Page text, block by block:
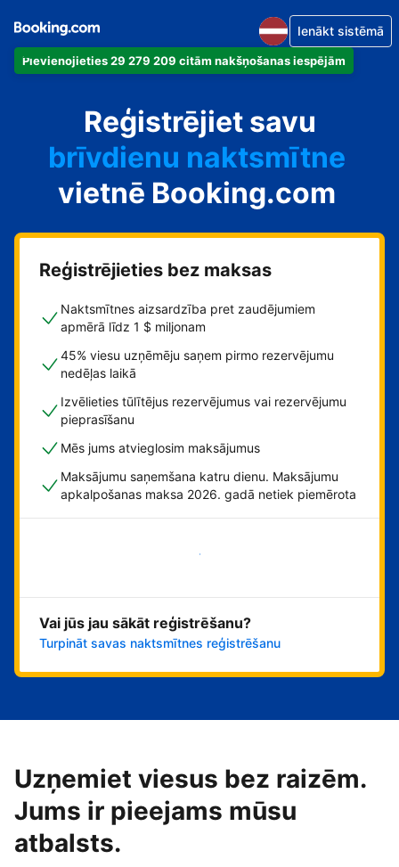
Pievienojieties 29 279 209 citām nakšņošanas iespējām
Ienākt sistēmā
Reģistrējiet savu
dzīvokli
viesnīcu
brīvdienu naktsmītne
viesu namu
pansiju
vietnē Booking.com
Reģistrējieties bez maksas
Naktsmītnes aizsardzība pret zaudējumiem
apmērā līdz 1 $ miljonam
45% viesu uzņēmēju saņem pirmo rezervējumu
nedēļas laikā
Izvēlieties tūlītējus rezervējumus vai rezervējumu
pieprasīšanu
Mēs jums atvieglosim maksājumus
Maksājumu saņemšana katru dienu. Maksājumu
apkalpošanas maksa 2026. gadā netiek piemērota
Sāciet tūlīt!
Vai jūs jau sākāt reģistrēšanu?
Turpināt savas naktsmītnes reģistrēšanu
Uzņemiet viesus bez raizēm.
Jums ir pieejams mūsu
atbalsts.